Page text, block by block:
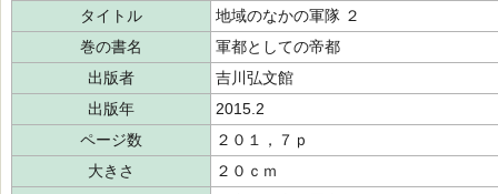
タイトル
地域のなかの軍隊 ２
巻の書名
軍都としての帝都
出版者
吉川弘文館
出版年
2015.2
ページ数
２０１，７ｐ
大きさ
２０ｃｍ